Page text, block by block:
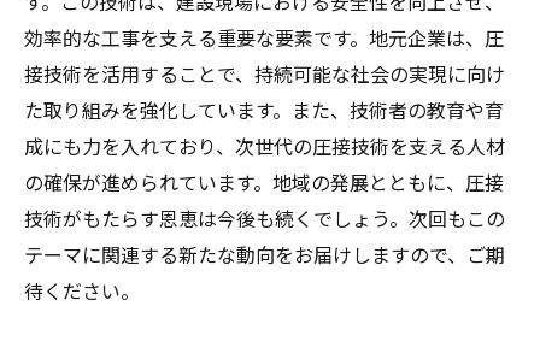
効率的な工事を支える重要な要素です。地元企業は、圧
接技術を活用することで、持続可能な社会の実現に向け
た取り組みを強化しています。また、技術者の教育や育
成にも力を入れており、次世代の圧接技術を支える人材
の確保が進められています。地域の発展とともに、圧接
技術がもたらす恩恵は今後も続くでしょう。次回もこの
テーマに関連する新たな動向をお届けしますので、ご期
待ください。